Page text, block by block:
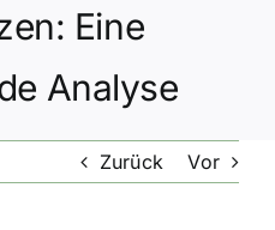
Eine
Analyse
Zurück Vor